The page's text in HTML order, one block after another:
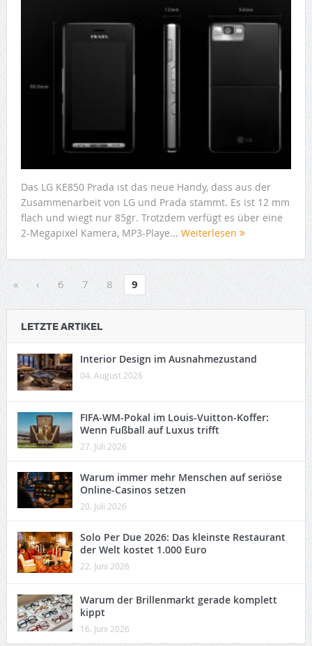
Das LG KE850 Prada ist das neue Handy, dass aus der
Zusammenarbeit von LG und Prada stammt. Es ist 12 mm
flach und wiegt nur 85gr. Trotzdem verfügt es über eine
2-Megapixel Kamera, MP3-Playe... Weiterlesen
« ‹ 6 7 8 9
LETZTE ARTIKEL
Interior Design im Ausnahmezustand
04. August 2026
FIFA-WM-Pokal im Louis-Vuitton-Koffer:
Wenn Fußball auf Luxus trifft
27. Juli 2026
Warum immer mehr Menschen auf seriöse
Online-Casinos setzen
20. Juli 2026
Solo Per Due 2026: Das kleinste Restaurant
der Welt kostet 1.000 Euro
22. Juni 2026
Warum der Brillenmarkt gerade komplett
kippt
16. Juni 2026